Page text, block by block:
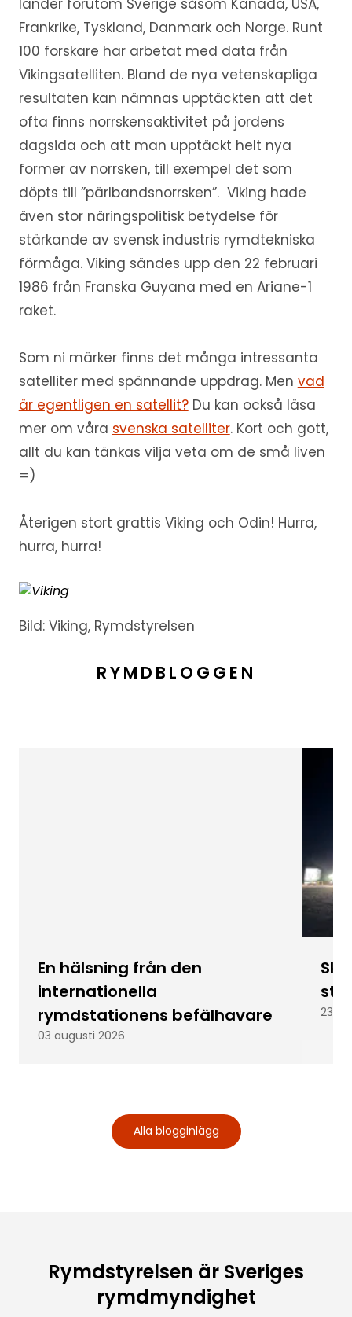
Frankrike, Tyskland, Danmark och Norge. Runt
100 forskare har arbetat med data från
Vikingsatelliten. Bland de nya vetenskapliga
resultaten kan nämnas upptäckten att det
ofta finns norrskensaktivitet på jordens
dagsida och att man upptäckt helt nya
former av norrsken, till exempel det som
döpts till ”pärlbandsnorrsken”. Viking hade
även stor näringspolitisk betydelse för
stärkande av svensk industris rymdtekniska
förmåga. Viking sändes upp den 22 februari
1986 från Franska Guyana med en Ariane-1
raket.
Som ni märker finns det många intressanta
satelliter med spännande uppdrag. Men vad
är egentligen en satellit?Du kan också läsa
mer om våra svenska satelliter. Kort och gott,
allt du kan tänkas vilja veta om de små liven
=)
Återigen stort grattis Viking och Odin! Hurra,
hurra, hurra!
Bild: Viking, Rymdstyrelsen
RYMDBLOGGEN
En hälsning från den
internationella
rymdstationens befälhavare
03 augusti 2026
23
Alla blogginlägg
Rymdstyrelsen är Sveriges
rymdmyndighet